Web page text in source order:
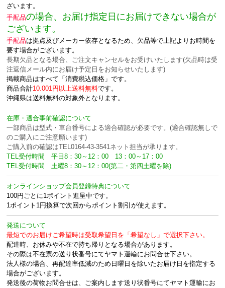
ざいます。
手配品の場合、お届け指定日にお届けできない場合が
ございます。
手配品は拠点及びメーカー依存となるため、欠品等で上記よりお時間を
要す場合がございます。
長期欠品となる場合、ご注文キャンセルをお受けいたします(欠品時は受
注返信メール内にお届け予定日をお知らせいたします)
掲載商品はすべて「消費税込価格」です。
商品合計10.001円以上送料無料です。
沖縄県は送料無料の対象外となります。
在庫・適合事前確認について
一部商品は型式・車台番号による適合確認が必要です。(適合確認無しで
のご購入にご注意願います)
ご購入前の確認はTEL0164-43-3541ネット担当が承ります。
TEL受付時間 平日8：30～12：00 13：00～17：00
TEL受付時間 土曜8：30～12：00(第二・第四土曜を除)
オンラインショップ会員登録特典について
100円ごとに1ポイント進呈中です。
1ポイント1円換算で次回からポイント割引が使えます。
発送について
最短でのお届けご希望時は受取希望日を「希望なし」で選択下さい。
配達時、お休みや不在で持ち帰りとなる場合があります。
その際は不在票の送り状番号にてヤマト運輸にお問合せ下さい。
法人様の場合、再配達率低減のため日曜日を除いたお届け日を指定する
場合がございます。
発送後の荷物お問合せは、ご案内します送り状番号にてヤマト運輸にお